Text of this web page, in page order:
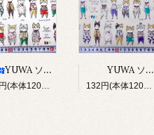
YUWA ソバカスキッズ Rough sketch（アイボリー）
132円(本体120円、税12円)
YUWA ソバカスキッズ Rough sketch（ライトグレージュ）
132円(本体120円、税12円)